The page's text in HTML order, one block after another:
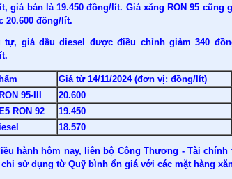
giá bán là 19.450 đồng/lít. Giá xăng RON 95 cũng
20.600 đồng/lít.
tự, giá dầu diesel được điều chỉnh giảm 340
Giá từ 14/11/2024 (đơn vị: đồng/lít)
95-III
20.600
RON 92
19.450
18.570
hành hôm nay, liên bộ Công Thương - Tài
sử dụng từ Quỹ bình ổn giá với các mặt hàng